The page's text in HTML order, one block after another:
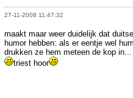
27-11-2008 11:47:32
maakt maar weer duidelijk dat
humor hebben: als er eentje wel
drukken ze hem meteen de kop in...
triest hoor